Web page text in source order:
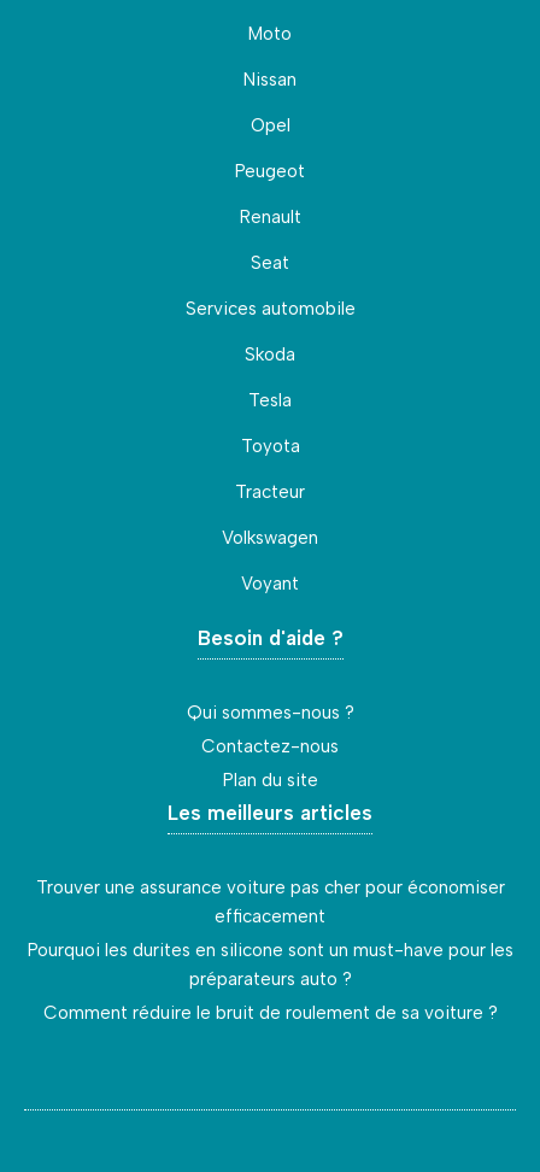
Moto
Nissan
Opel
Peugeot
Renault
Seat
Services automobile
Skoda
Tesla
Toyota
Tracteur
Volkswagen
Voyant
Besoin d'aide ?
Qui sommes-nous ?
Contactez-nous
Plan du site
Les meilleurs articles
Trouver une assurance voiture pas cher pour économiser
efficacement
Pourquoi les durites en silicone sont un must-have pour les
préparateurs auto ?
Comment réduire le bruit de roulement de sa voiture ?